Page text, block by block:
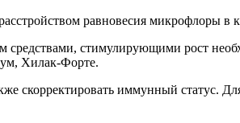
равновесия микрофлоры в
стимулирующими рост
Хилак-Форте.
скорректировать иммунный статус.